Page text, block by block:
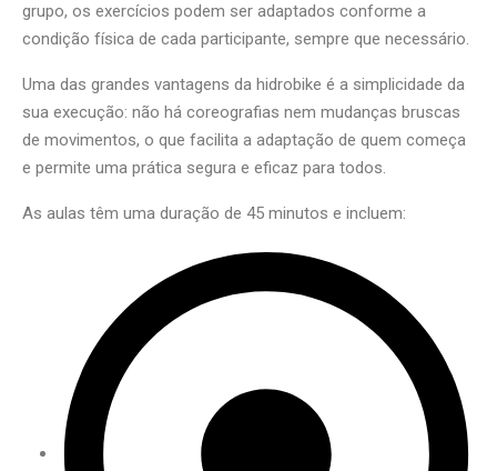
grupo, os exercícios podem ser adaptados conforme a
condição física de cada participante, sempre que necessário.
Uma das grandes vantagens da hidrobike é a simplicidade da
sua execução: não há coreografias nem mudanças bruscas
de movimentos, o que facilita a adaptação de quem começa
e permite uma prática segura e eficaz para todos.
As aulas têm uma duração de 45 minutos e incluem: